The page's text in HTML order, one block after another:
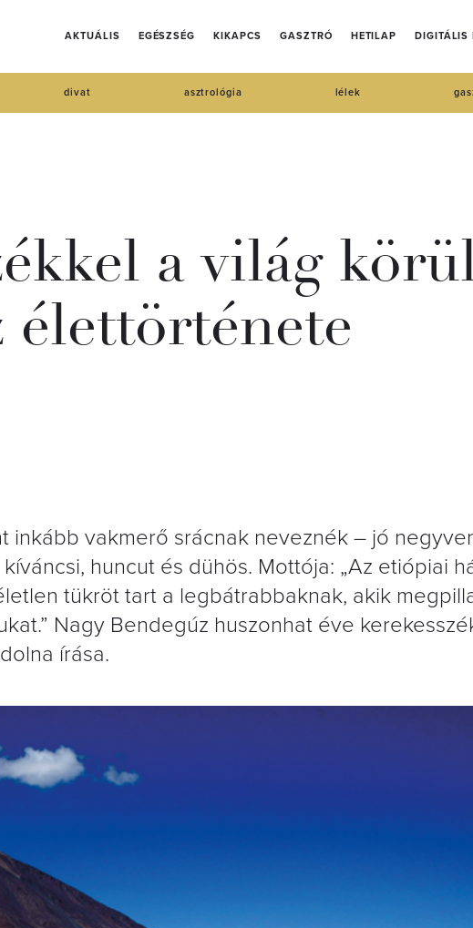
AKTUÁLIS EGÉSZSÉG KIKAPCS GASZTRÓ HETILAP DIGITÁLIS
divat asztrológia lélek
a világ
élettörténete
inkább vakmerő srácnak neveznék – jó
huncut és dühös. Mottója: „Az etiópiai
tükröt tart a legbátrabbaknak, akik
Nagy Bendegúz huszonhat éve
írása.